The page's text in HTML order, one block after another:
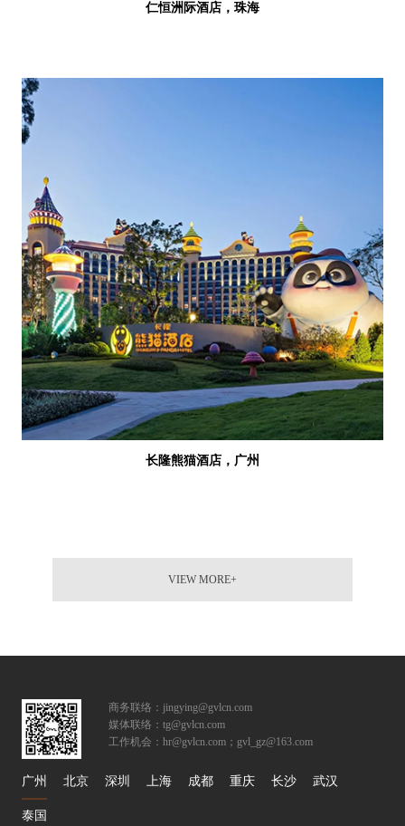
仁恒洲际酒店，珠海
长隆熊猫酒店，广州
VIEW MORE+
商务联络：jingying@gvlcn.com
媒体联络：tg@gvlcn.com
工作机会：hr@gvlcn.com；gvl_gz@163.com
广州 北京 深圳 上海 成都 重庆 长沙 武汉
泰国